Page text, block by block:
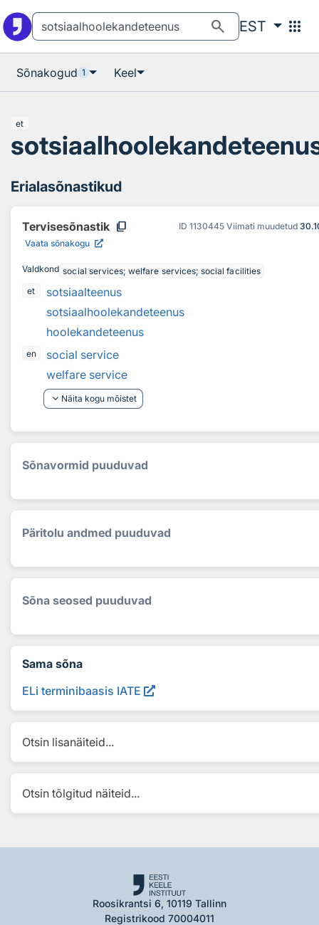
search EST apps
Sõnakogud 1 Keel
et
Erialasõnastikud
Tervisesõnastik content_copy ID 1130445 Viimati muudetud
Vaata sõnakogu
Valdkond social services; welfare services; social facilities
et
sotsiaalteenus
sotsiaalhoolekandeteenus
hoolekandeteenus
en
social service
welfare service
keyboard_arrow_down Näita kogu mõistet
Sõnavormid puuduvad
Päritolu andmed puuduvad
Sõna seosed puuduvad
Sama sõna
ELi terminibaasis IATE
Otsin lisanäiteid...
Otsin tõlgitud näiteid...
Roosikrantsi 6, 10119 Tallinn
Registrikood 70004011